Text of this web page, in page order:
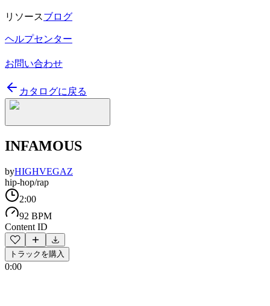
リソースブログ
ヘルプセンター
お問い合わせ
カタログに戻る
INFAMOUS
byHIGHVEGAZ
hip-hop/rap
2:00
92 BPM
Content ID
トラックを購入
0:00